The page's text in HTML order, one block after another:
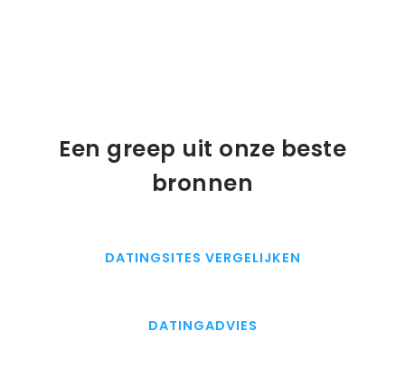
Een greep uit onze beste
bronnen
DATINGSITES VERGELIJKEN
DATINGADVIES